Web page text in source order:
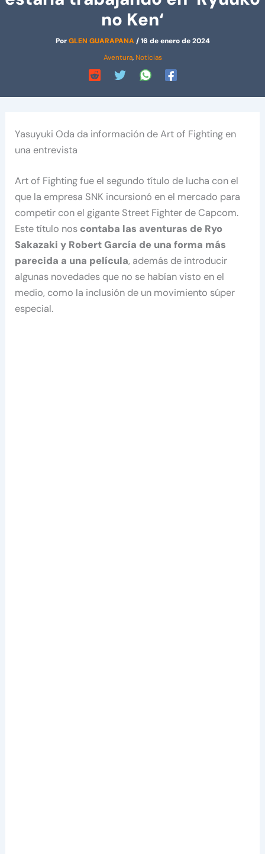
no Ken‘
PorGLEN GUARAPANA/16 de enero de 2024
Aventura, Noticias
Yasuyuki Oda da información de Art of Fighting en
una entrevista
Art of Fighting fue el segundo título de lucha con el
que la empresa SNK incursionó en el mercado para
competir con el gigante Street Fighter de Capcom.
Este título nos contaba las aventuras de Ryo
Sakazaki y Robert García de una forma más
parecida a una película, además de introducir
algunas novedades que no se habían visto en el
medio, como la inclusión de un movimiento súper
especial.